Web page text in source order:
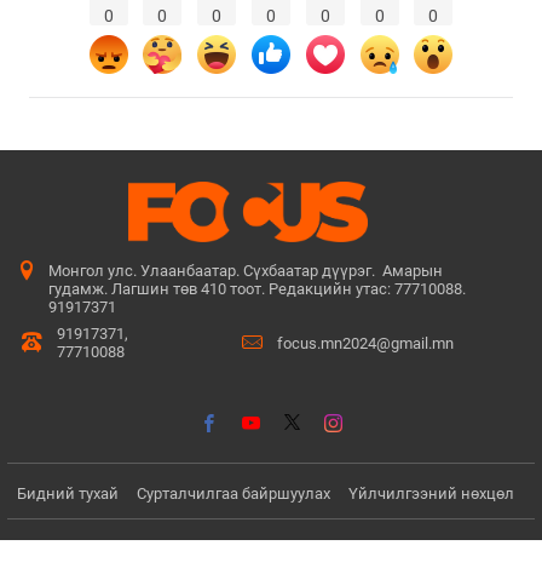
0 0 0 0 0 0 0
Монгол улс. Улаанбаатар. Сүхбаатар дүүрэг. Амарын
гудамж. Лагшин төв 410 тоот. Редакцийн утас: 77710088.
91917371
91917371,
77710088
focus.mn2024@gmail.mn
Бидний тухай Сурталчилгаа байршуулах Үйлчилгээний нөхцөл